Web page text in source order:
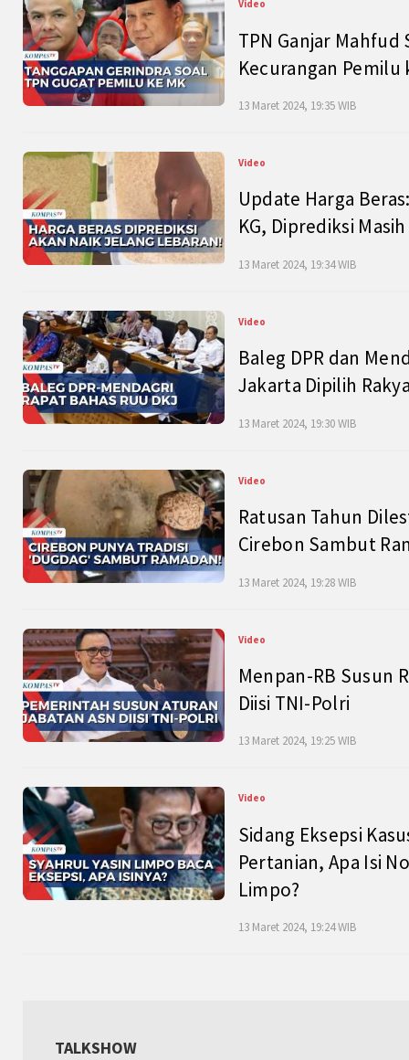
Video
TPN Ganjar Mahfud
Kecurangan Pemilu
13 Maret 2024, 19:35 WIB
Video
Update Harga
KG, Diprediksi
13 Maret 2024, 19:34 WIB
Video
Baleg DPR dan
Jakarta Dipilih
13 Maret 2024, 19:30 WIB
Video
Ratusan Tahun
Cirebon Sambut
13 Maret 2024, 19:28 WIB
Video
Menpan-RB Susun
Diisi TNI-Polri
13 Maret 2024, 19:25 WIB
Video
Sidang Eksepsi
Pertanian, Apa Isi
Limpo?
13 Maret 2024, 19:24 WIB
TALKSHOW